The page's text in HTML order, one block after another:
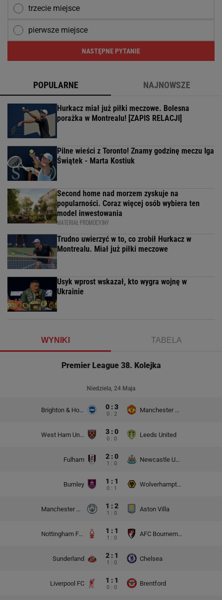
trzecie miejsce
pierwsze miejsce
NASTĘPNE PYTANIE
POPULARNE NAJNOWSZE
Hurkacz miał już piłki meczowe. Bolesna
porażka w Montrealu! [ZAPIS RELACJI]
Pilne wieści z Toronto! Znamy godzinę meczu Iga
Świątek - Marta Kostiuk
Second home nad morzem zyskuje na
popularności. Coraz więcej osób wybiera ten
model inwestowania
MATERIAŁ PROMOCYJNY
Trudno uwierzyć w to, co zrobił Hurkacz w
Montrealu. Miał już piłki meczowe
Usyk wprost wskazał, kto wygra wojnę w
Ukrainie
WYNIKI TABELA
Premier League 38. Kolejka
Niedziela, 24 Maja
Brighton & Hove Albion 0 : 3
0 : 2
Manchester United
West Ham United 3 : 0
0 : 0
Leeds United
Fulham 2 : 0
1 : 0
Newcastle United
Burnley 1 : 1
0 : 1
Wolverhampton Wanderers
Manchester City 1 : 2
1 : 0
Aston Villa
Nottingham Forest 1 : 1
1 : 0
AFC Bournemouth
Sunderland 2 : 1
1 : 0
Chelsea
Liverpool FC 1 : 1
0 : 0
Brentford